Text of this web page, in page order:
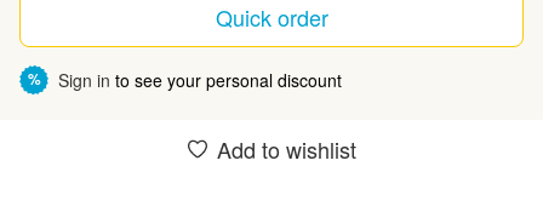
Quick order
% Sign in to see your personal discount
Add to wishlist